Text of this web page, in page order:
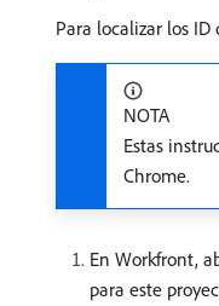
Para localizar los ID
NOTA
Estas
Chrome.
En Workfront,
para este